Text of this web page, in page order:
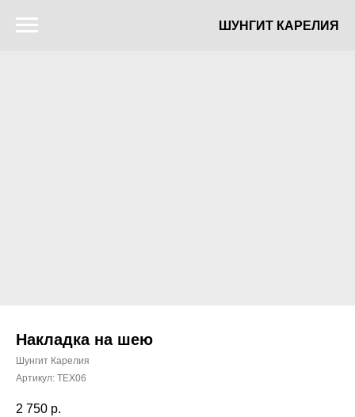
ШУНГИТ КАРЕЛИЯ
Накладка на шею
Шунгит Карелия
Артикул: TEX06
2 750 р.